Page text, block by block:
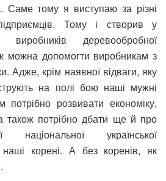
Саме тому я виступаю за різні
Тому і створив у
виробників деревообробної
можна допомогти виробникам з
Адже, крім наявної відваги, яку
на полі бою наші мужні
потрібно розвивати економіку,
а також потрібно дбати ще й про
національної української
наші корені. А без коренів, як